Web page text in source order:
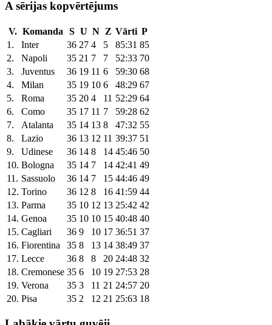
A sērijas kopvērtējums
V. Komanda S U N Z Vārti P
1.
Inter 36 27 4 5 85:31 85
2.
Napoli 35 21 7 7 52:33 70
3.
Juventus 36 19 11 6 59:30 68
4.
Milan 35 19 10 6 48:29 67
5.
Roma 35 20 4 11 52:29 64
6.
Como 35 17 11 7 59:28 62
7.
Atalanta 35 14 13 8 47:32 55
8.
Lazio 36 13 12 11 39:37 51
9.
Udinese 36 14 8 14 45:46 50
10. Bologna 35 14 7 14 42:41 49
11. Sassuolo 36 14 7 15 44:46 49
12. Torino 36 12 8 16 41:59 44
13. Parma 35 10 12 13 25:42 42
14. Genoa 35 10 10 15 40:48 40
15. Cagliari 36 9 10 17 36:51 37
16. Fiorentina 35 8 13 14 38:49 37
17. Lecce 36 8 8 20 24:48 32
18. Cremonese 35 6 10 19 27:53 28
19. Verona 35 3 11 21 24:57 20
20. Pisa 35 2 12 21 25:63 18